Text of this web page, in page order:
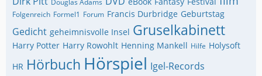
Folgenreich Formel1 Forum Francis Durbridge Geburtstag
Gedicht geheimnisvolle Insel Gruselkabinett
Harry Potter Harry Rowohlt Henning Mankell Hilfe Holysoft
HR Hörbuch Hörspiel Igel-Records